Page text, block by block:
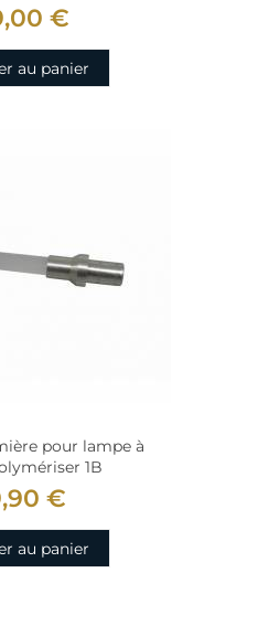
€
au panier
pour lampe à
1B
€
au panier